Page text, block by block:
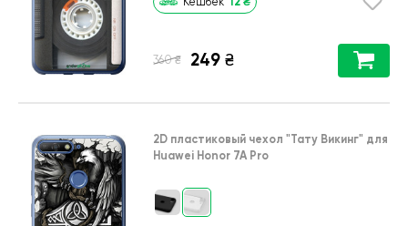
360 ₴ 249 ₴
2D пластиковый чехол "Тату Викинг" для
Huawei Honor 7A Pro